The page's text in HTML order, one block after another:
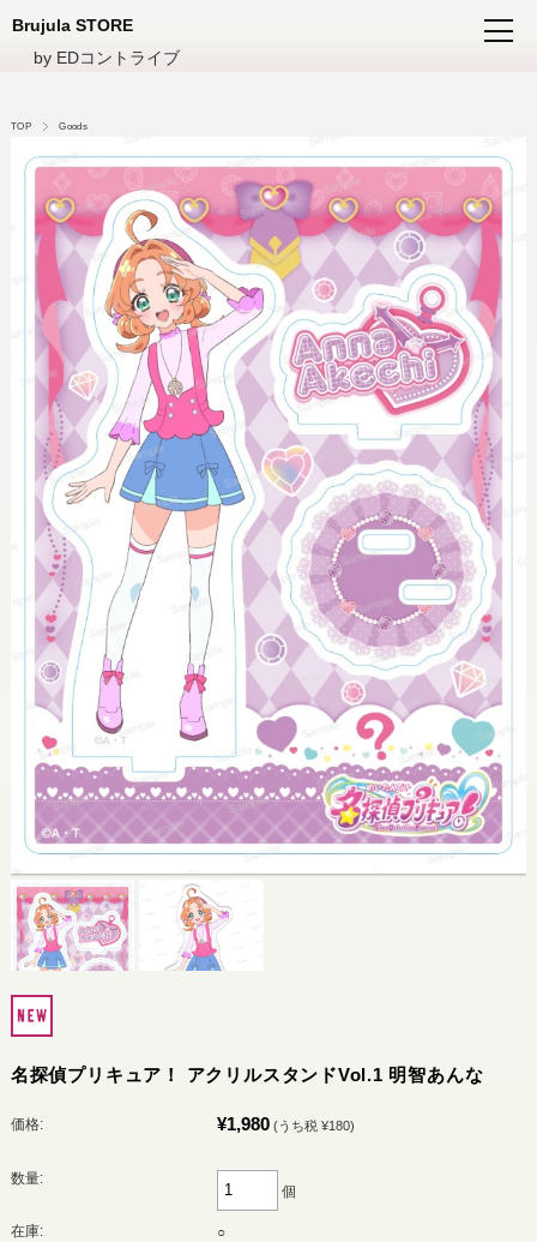
Brujula STORE
by EDコントライブ
TOP Goods
名探偵プリキュア！ アクリルスタンドVol.1 明智あんな
価格: ¥1,980 (うち税 ¥180)
数量:
個
在庫: ○